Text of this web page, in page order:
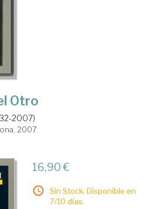
Otro
2007)
2007
16,90 €
Sin Stock. Disponible en
7/10 días.